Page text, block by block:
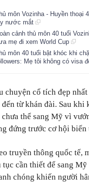
môn Vozinha - Huyền thoại
nước mắt
cảnh thủ môn 40 tuổi
mẹ đi xem World Cup
môn 40 tuổi bật khóc khi
Mẹ tôi không có visa
chuyện cổ tích đẹp
đến từ khán đài. Sau
chưa thể sang Mỹ vì
đứng trước cơ hội
truyền thông quốc tế,
tục cần thiết để sang
chóng khiến người